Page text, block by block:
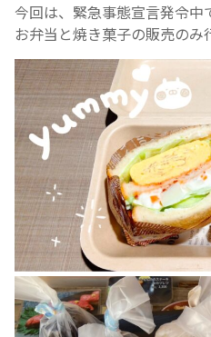
今回は、緊急事態宣言発令
お弁当と焼き菓子の販売の